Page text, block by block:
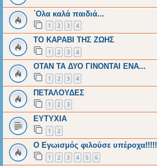
΄Ολα καλά παιδιά...
1 2 3 4
ΤΟ ΚΑΡΑΒΙ ΤΗΣ ΖΩΗΣ
1 2 3 4
ΟΤΑΝ ΤΑ ΔΥΟ ΓΙΝΟΝΤΑΙ ΕΝΑ...
1 2 3 4
ΠΕΤΑΛΟΥΔΕΣ
1 2 3
ΕΥΤΥΧΙΑ
1 2
Ο Εγωισμός φιλούσε υπέροχα!!!!!
1 2 3 4 5 6